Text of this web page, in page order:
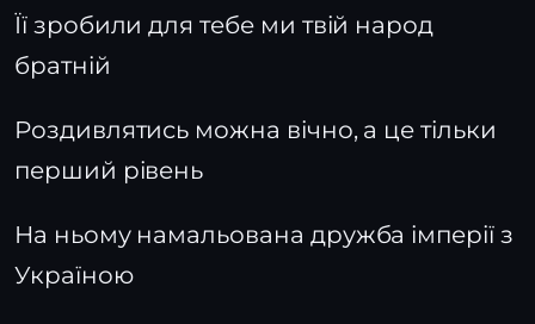
Її зробили для тебе ми твій народ
братній
Роздивлятись можна вічно, а це тільки
перший рівень
На ньому намальована дружба імперії з
Україною